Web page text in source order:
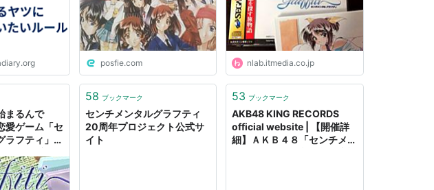
THE COMPLETE SINGLES
アーティスト:岩崎宏美,阿久悠,阿木燿子,山上路夫,三浦徳子,なかにし礼,
中山大三郎,康珍化,松本隆,山川啓介,松井五郎
出版社/メーカー:
ビクターエンタテインメント
1995/12/01
メディア:
CD
ブログ (6件) を見る
posfie.com nlab.itmedia.co.jp
まるんで
ゲーム「セ
ラフティ」の
58 ブックマーク
センチメンタルグラフティ
20周年プロジェクト公式サ
イト
53 ブックマーク
AKB48 KING RECORDS
official website | 【開催詳
細】ＡＫＢ４８「センチメン